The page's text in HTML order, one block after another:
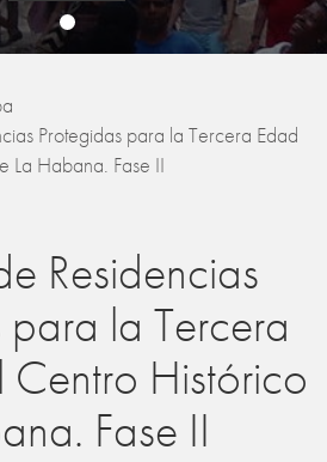
Protegidas para la Tercera Edad
La Habana. Fase II
Residencias
la Tercera
Centro Histórico
Fase II